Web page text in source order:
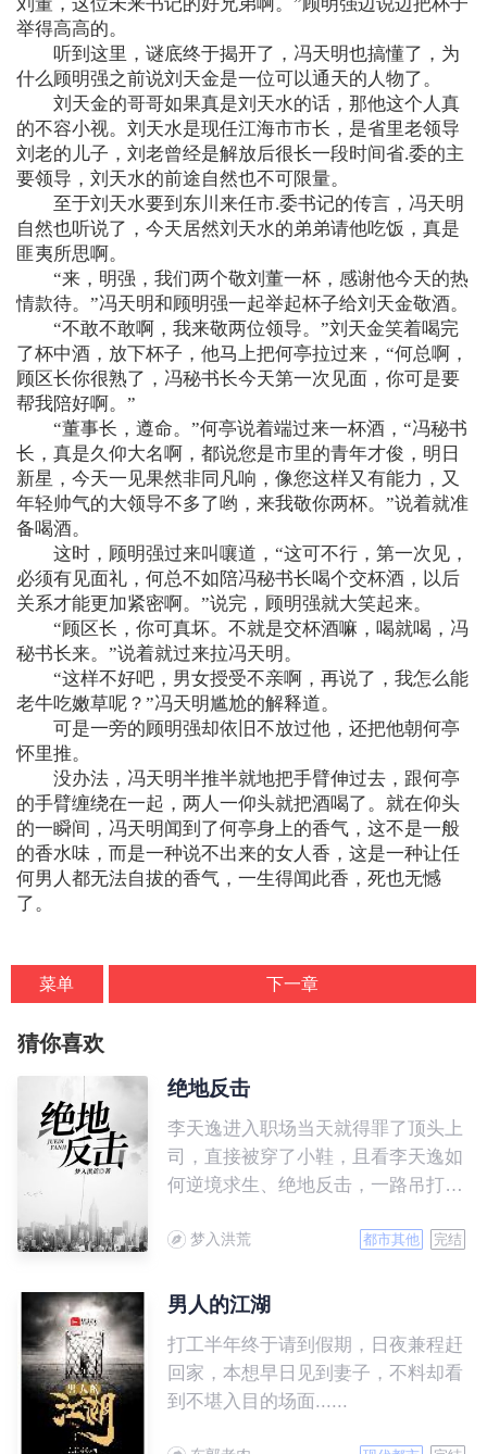
举得高高的。
听到这里，谜底终于揭开了，冯天明也搞懂了，为
什么顾明强之前说刘天金是一位可以通天的人物了。
刘天金的哥哥如果真是刘天水的话，那他这个人真
的不容小视。刘天水是现任江海市市长，是省里老领导
刘老的儿子，刘老曾经是解放后很长一段时间省.委的主
要领导，刘天水的前途自然也不可限量。
至于刘天水要到东川来任市.委书记的传言，冯天明
自然也听说了，今天居然刘天水的弟弟请他吃饭，真是
匪夷所思啊。
“来，明强，我们两个敬刘董一杯，感谢他今天的热
情款待。”冯天明和顾明强一起举起杯子给刘天金敬酒。
“不敢不敢啊，我来敬两位领导。”刘天金笑着喝完
了杯中酒，放下杯子，他马上把何亭拉过来，“何总啊，
顾区长你很熟了，冯秘书长今天第一次见面，你可是要
帮我陪好啊。”
“董事长，遵命。”何亭说着端过来一杯酒，“冯秘书
长，真是久仰大名啊，都说您是市里的青年才俊，明日
新星，今天一见果然非同凡响，像您这样又有能力，又
年轻帅气的大领导不多了哟，来我敬你两杯。”说着就准
备喝酒。
这时，顾明强过来叫嚷道，“这可不行，第一次见，
必须有见面礼，何总不如陪冯秘书长喝个交杯酒，以后
关系才能更加紧密啊。”说完，顾明强就大笑起来。
“顾区长，你可真坏。不就是交杯酒嘛，喝就喝，冯
秘书长来。”说着就过来拉冯天明。
“这样不好吧，男女授受不亲啊，再说了，我怎么能
老牛吃嫩草呢？”冯天明尴尬的解释道。
可是一旁的顾明强却依旧不放过他，还把他朝何亭
怀里推。
没办法，冯天明半推半就地把手臂伸过去，跟何亭
的手臂缠绕在一起，两人一仰头就把酒喝了。就在仰头
的一瞬间，冯天明闻到了何亭身上的香气，这不是一般
的香水味，而是一种说不出来的女人香，这是一种让任
何男人都无法自拔的香气，一生得闻此香，死也无憾
了。
菜单 下一章
猜你喜欢
绝地反击
李天逸进入职场当天就得罪了顶头上
司，直接被穿了小鞋，且看李天逸如
何逆境求生、绝地反击，一路吊打各
梦入洪荒 都市其他 完结
男人的江湖
打工半年终于请到假期，日夜兼程赶
回家，本想早日见到妻子，不料却看
到不堪入目的场面......